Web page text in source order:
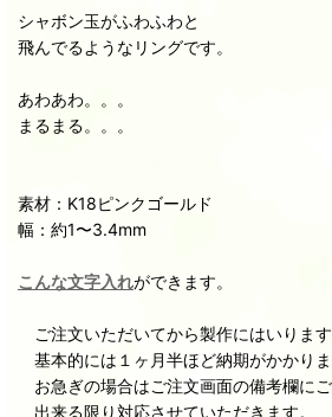
シャボン玉がふわふわと
飛んでるようなリングです。
あわあわ。。。
まるまる。。。
素材：K18ピンクゴールド
幅：約1〜3.4mm
こんな文字入れができます。
ご注文いただいてから製作にはいりま
基本的には１ヶ月半ほど納期がかかりま
お急ぎの場合はご注文画面の備考欄にご
出来る限り対応させていただきます。